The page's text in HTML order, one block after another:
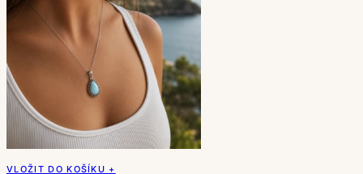
VLOŽIT DO KOŠÍKU +